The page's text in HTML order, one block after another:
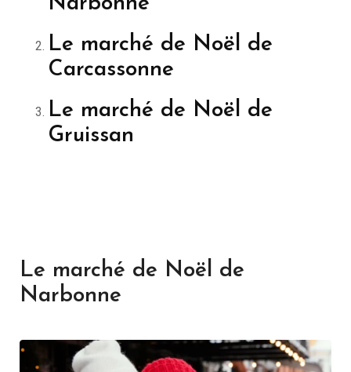
Le marché de Noël de
Carcassonne
Le marché de Noël de
Gruissan
Le marché de Noël de
Narbonne